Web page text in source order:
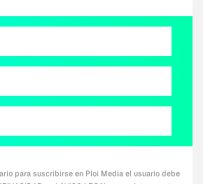
para suscribirse en Ploi Media el usuario debe